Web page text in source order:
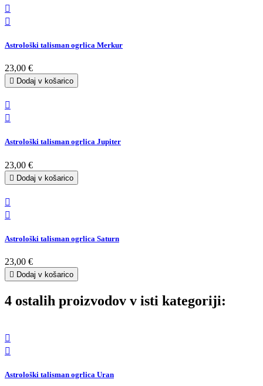


Astrološki talisman ogrlica Merkur
23,00 €
 Dodaj v košarico


Astrološki talisman ogrlica Jupiter
23,00 €
 Dodaj v košarico


Astrološki talisman ogrlica Saturn
23,00 €
 Dodaj v košarico
4 ostalih proizvodov v isti kategoriji:


Astrološki talisman ogrlica Uran